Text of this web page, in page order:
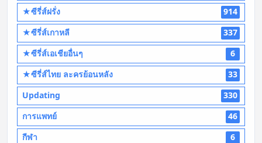
★ซีรี่ส์ฝรั่ง
914
★ซีรี่ส์เกาหลี
337
★ซีรี่ส์เอเชียอื่นๆ
6
★ซีรี่ส์ไทย ละครย้อนหลัง
33
Updating
330
การแพทย์
46
กีฬา
6